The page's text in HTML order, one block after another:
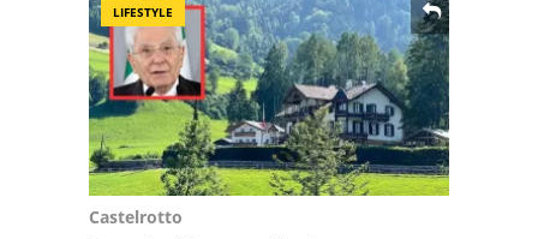
LIFESTYLE
Castelrotto